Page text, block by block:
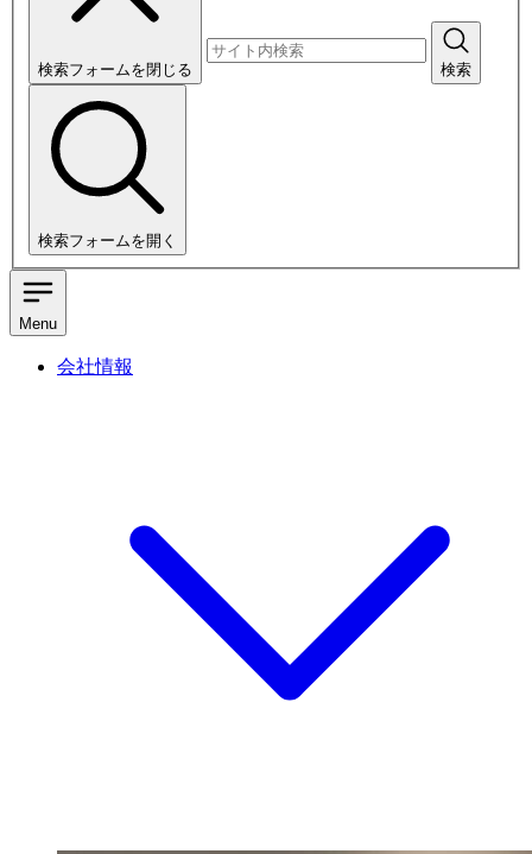
検索フォームを閉じる 検索
検索フォームを開く
Menu
会社情報